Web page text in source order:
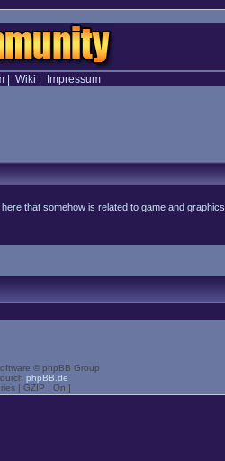
| Wiki Impressum
that somehow is related to game and graphics
© phpBB Group
phpBB.de
| GZIP : On ]